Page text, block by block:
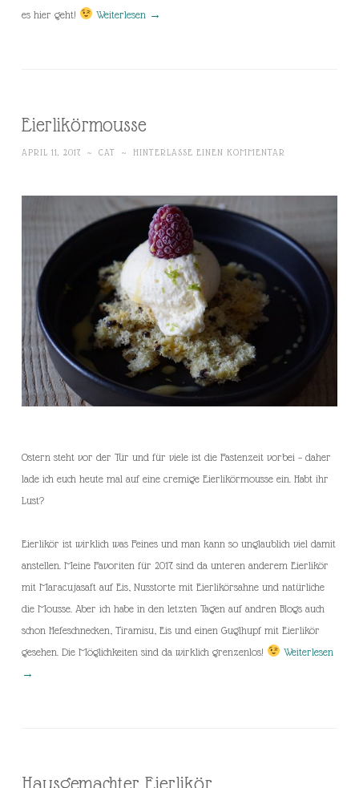
es hier geht!
Weiterlesen →
Eierlikörmousse
APRIL 11, 2017 ~ CAT ~ HINTERLASSE EINEN KOMMENTAR
Ostern steht vor der Tür und für viele ist die Fastenzeit vorbei – daher
lade ich euch heute mal auf eine cremige Eierlikörmousse ein. Habt ihr
Lust?
Eierlikör ist wirklich was Feines und man kann so unglaublich viel damit
anstellen. Meine Favoriten für 2017 sind da unteren anderem Eierlikör
mit Maracujasaft auf Eis, Nusstorte mit Eierlikörsahne und natürliche
die Mousse. Aber ich habe in den letzten Tagen auf andren Blogs auch
schon Hefeschnecken, Tiramisu, Eis und einen Guglhupf mit Eierlikör
gesehen. Die Möglichkeiten sind da wirklich grenzenlos!
Weiterlesen
→
Hausgemachter Eierlikör…